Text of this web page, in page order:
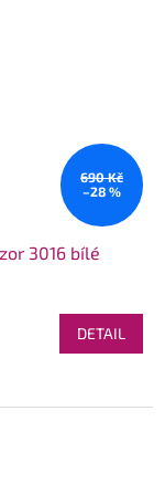
690 Kč
–28 %
3016 bílé
DETAIL